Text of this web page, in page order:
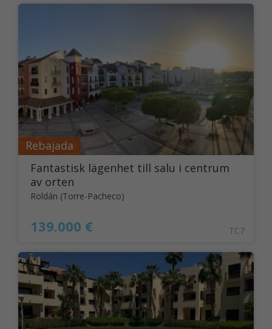
Rebajada
Fantastisk lägenhet till salu i centrum
av orten
Roldán (Torre-Pacheco)
139.000 € TC7